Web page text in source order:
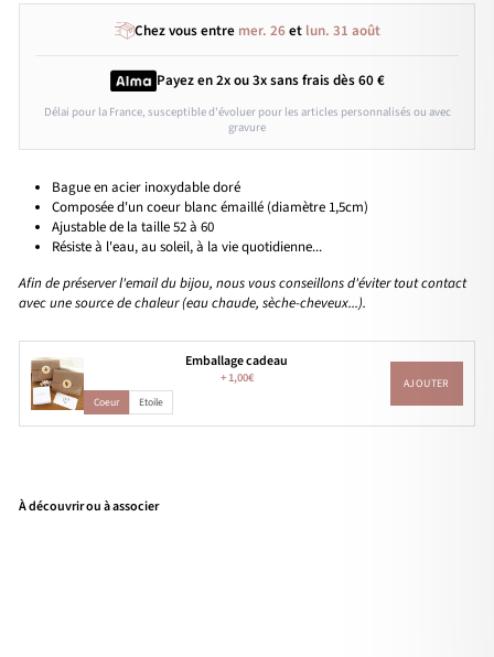
Chez vous entre mer. 26et lun. 31 août
Payez en 2x ou 3xsans fraisdès 60 €
Délai pour la France, susceptible d'évoluer pour les articles personnalisés ou avec
gravure
Bague en acier inoxydable doré
Composée d'un coeur blanc émaillé (diamètre 1,5cm)
Ajustable de la taille 52 à 60
Résiste à l'eau, au soleil, à la vie quotidienne...
Afin de préserver l'email du bijou, nous vous conseillons d'éviter tout contact
avec une source de chaleur (eau chaude, sèche-cheveux...).
Emballage cadeau
+1,00€
Coeur Etoile
AJOUTER
À découvrir ou à associer